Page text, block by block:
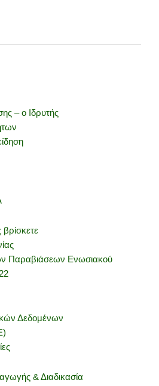
– ο Ιδρυτής
Παραβιάσεων Ενωσιακού
Δεδομένων
& Διαδικασία